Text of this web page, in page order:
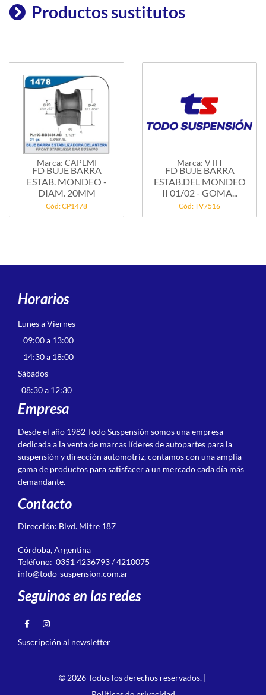
Productos sustitutos
Marca: CAPEMI
FD BUJE BARRA
ESTAB. MONDEO -
DIAM. 20MM
Cód: CP1478
Marca: VTH
FD BUJE BARRA
ESTAB.DEL MONDEO
II 01/02 - GOMA...
Cód: TV7516
Horarios
Lunes a Viernes
09:00 a 13:00
14:30 a 18:00
Sábados
08:30 a 12:30
Empresa
Desde el año 1982 Todo Suspensión somos una empresa
dedicada a la venta de marcas líderes de autopartes para la
suspensión y dirección automotriz, contamos con una amplia
gama de productos para satisfacer a un mercado cada día más
demandante.
Contacto
Dirección: Blvd. Mitre 187
Córdoba, Argentina
Teléfono: 0351 4236793 / 4210075
info@todo-suspension.com.ar
Seguinos en las redes
Suscripción al newsletter
© 2026 Todos los derechos reservados. |